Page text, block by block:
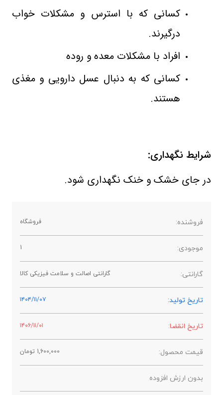
کسانی که با استرس و مشکلات خواب
درگیرند.
افراد با مشکلات معده و روده
کسانی که به دنبال عسل دارویی و مغذی
هستند.
شرایط نگهداری:
در جای خشک و خنک نگهداری شود.
فروشنده: فروشگاه
موجودی: 1
گارانتی: گارانتی اصالت و سلامت فیزیکی کالا
تاریخ تولید: ۱۴۰۴/۱۱/۰۷
تاریخ انقضا: ۱۴۰۶/۱۱/۰۱
قیمت محصول: 1,600,000 تومان
بدون ارزش افزوده